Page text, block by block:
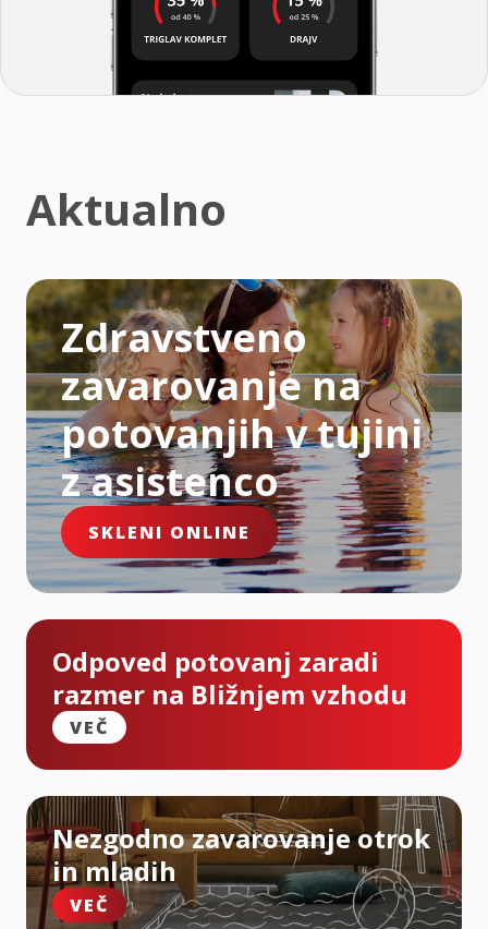
Aktualno
Zdravstveno
zavarovanje na
potovanjih v tujini
z asistenco
SKLENI ONLINE
Odpoved potovanj zaradi
razmer na Bližnjem vzhodu
VEČ
Nezgodno zavarovanje otrok
in mladih
VEČ